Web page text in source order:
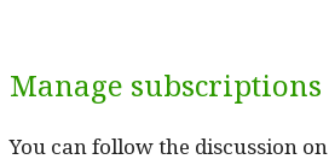
Manage subscriptions
You can fol­low the dis­cus­sion on